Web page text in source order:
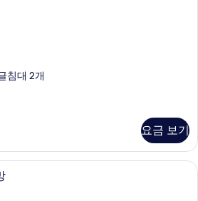
침대 2개
요금 보기
2 개의 침실, 이탈리아 프레떼 시트, 고